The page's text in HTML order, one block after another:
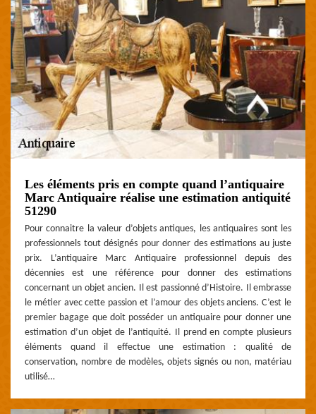
Les éléments pris en compte quand l’antiquaire
Marc Antiquaire réalise une estimation antiquité
51290
Pour connaitre la valeur d’objets antiques, les antiquaires sont les
professionnels tout désignés pour donner des estimations au juste
prix. L’antiquaire Marc Antiquaire professionnel depuis des
décennies est une référence pour donner des estimations
concernant un objet ancien. Il est passionné d’Histoire. Il embrasse
le métier avec cette passion et l’amour des objets anciens. C’est le
premier bagage que doit posséder un antiquaire pour donner une
estimation d’un objet de l’antiquité. Il prend en compte plusieurs
éléments quand il effectue une estimation : qualité de
conservation, nombre de modèles, objets signés ou non, matériau
utilisé…